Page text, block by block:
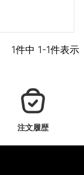
1件中 1-1件表示
注文履歴